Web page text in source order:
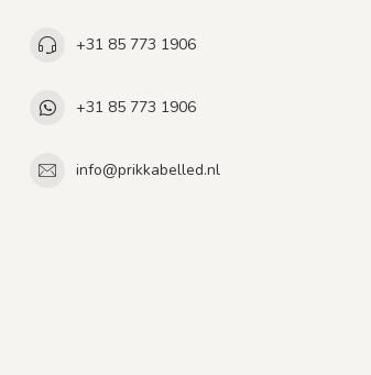
+31 85 773 1906
+31 85 773 1906
info@prikkabelled.nl